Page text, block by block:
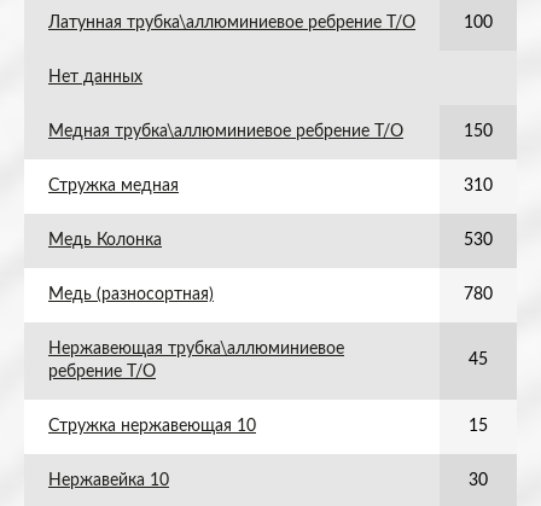
Латунная трубка\аллюминиевое ребрение Т/О 100
Нет данных
Медная трубка\аллюминиевое ребрение Т/О 150
Стружка медная 310
Медь Колонка 530
Медь (разносортная) 780
Нержавеющая трубка\аллюминиевое
ребрение Т/О
45
Стружка нержавеющая 10 15
Нержавейка 10 30